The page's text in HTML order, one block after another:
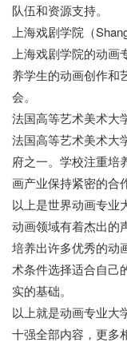
队伍和资源支持。
上海戏剧学院（
上海戏剧学院的动画
养学生的动画创作和
会。
法国高等艺术美术大
法国高等艺术美术大
府之一。学校注重培
画产业保持紧密的合
以上是世界动画专业
动画领域有着杰出的
培养出许多优秀的动
术条件选择适合自己
实的基础。
以上就是动画专业大
十强全部内容，更多